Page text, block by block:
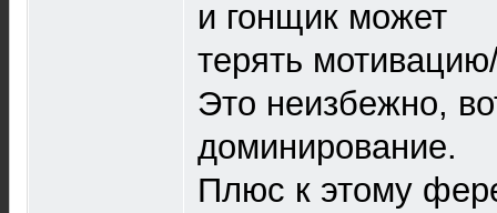
и гонщик может
терять
Это неизбежно,
доминирование.
Плюс к этому